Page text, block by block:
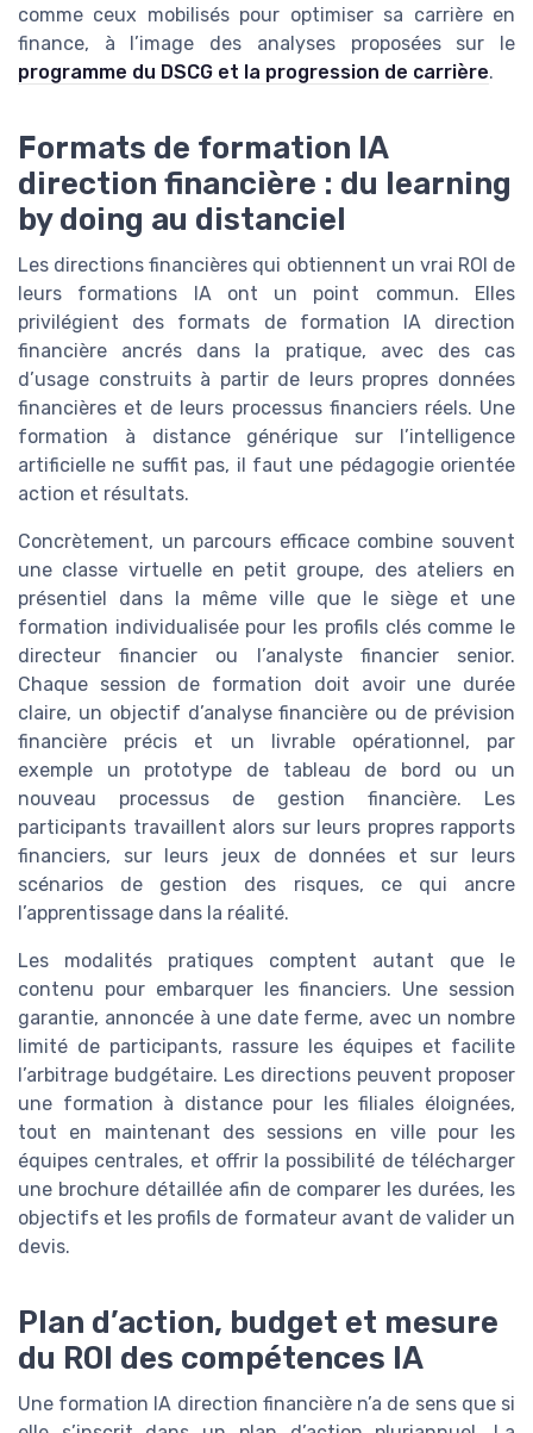
comme ceux mobilisés pour optimiser sa carrière en
finance, à l’image des analyses proposées sur le
programme du DSCG et la progression de carrière.
Formats de formation IA
direction financière : du learning
by doing au distanciel
Les directions financières qui obtiennent un vrai ROI de
leurs formations IA ont un point commun. Elles
privilégient des formats de formation IA direction
financière ancrés dans la pratique, avec des cas
d’usage construits à partir de leurs propres données
financières et de leurs processus financiers réels. Une
formation à distance générique sur l’intelligence
artificielle ne suffit pas, il faut une pédagogie orientée
action et résultats.
Concrètement, un parcours efficace combine souvent
une classe virtuelle en petit groupe, des ateliers en
présentiel dans la même ville que le siège et une
formation individualisée pour les profils clés comme le
directeur financier ou l’analyste financier senior.
Chaque session de formation doit avoir une durée
claire, un objectif d’analyse financière ou de prévision
financière précis et un livrable opérationnel, par
exemple un prototype de tableau de bord ou un
nouveau processus de gestion financière. Les
participants travaillent alors sur leurs propres rapports
financiers, sur leurs jeux de données et sur leurs
scénarios de gestion des risques, ce qui ancre
l’apprentissage dans la réalité.
Les modalités pratiques comptent autant que le
contenu pour embarquer les financiers. Une session
garantie, annoncée à une date ferme, avec un nombre
limité de participants, rassure les équipes et facilite
l’arbitrage budgétaire. Les directions peuvent proposer
une formation à distance pour les filiales éloignées,
tout en maintenant des sessions en ville pour les
équipes centrales, et offrir la possibilité de télécharger
une brochure détaillée afin de comparer les durées, les
objectifs et les profils de formateur avant de valider un
devis.
Plan d’action, budget et mesure
du ROI des compétences IA
Une formation IA direction financière n’a de sens que si